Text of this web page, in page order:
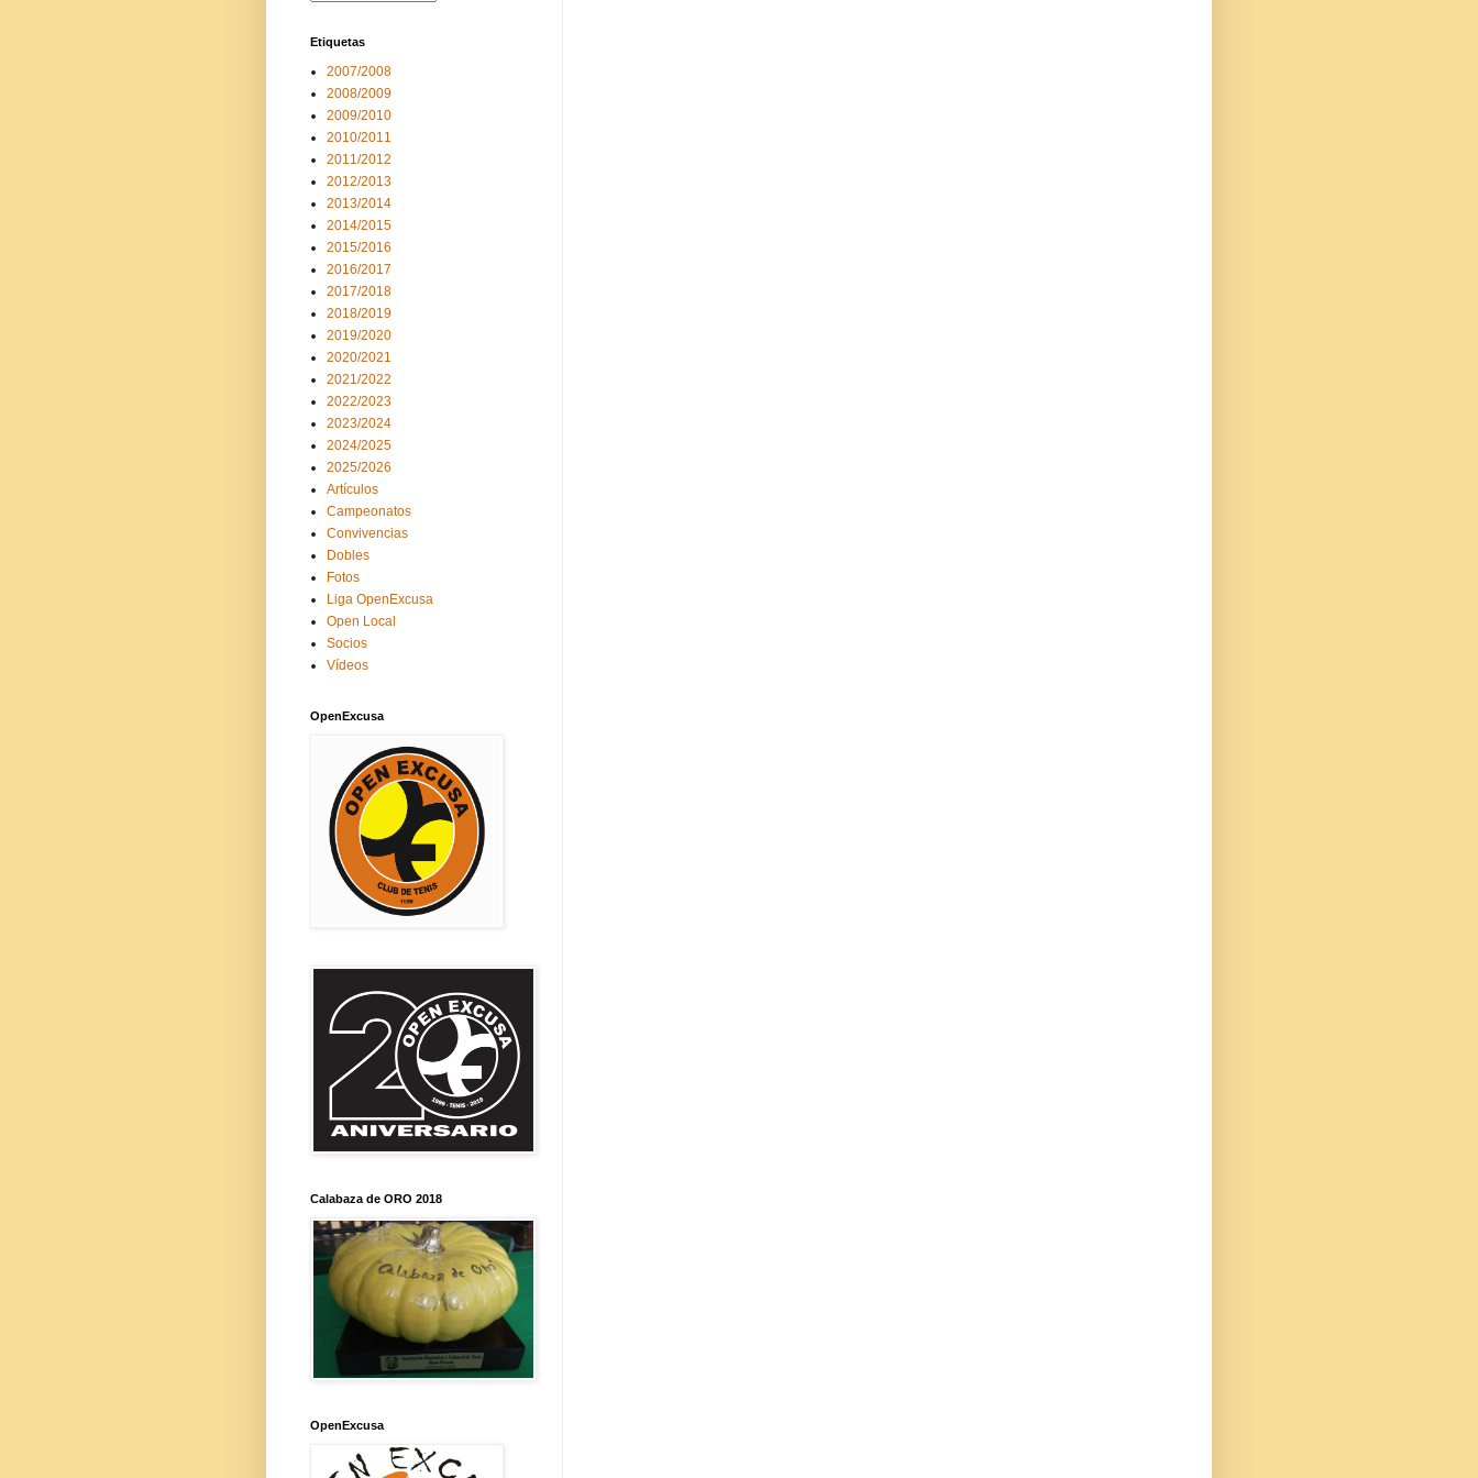
Etiquetas
2007/2008
2008/2009
2009/2010
2010/2011
2011/2012
2012/2013
2013/2014
2014/2015
2015/2016
2016/2017
2017/2018
2018/2019
2019/2020
2020/2021
2021/2022
2022/2023
2023/2024
2024/2025
2025/2026
Artículos
Campeonatos
Convivencias
Dobles
Fotos
Liga OpenExcusa
Open Local
Socios
Vídeos
OpenExcusa
Calabaza de ORO 2018
OpenExcusa